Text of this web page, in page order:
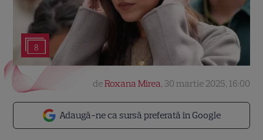
8
Adaugă-ne ca sursă preferată în Google
deRoxana Mirea, 30 martie 2025, 16:00